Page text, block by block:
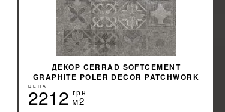
ДЕКОР CERRAD SOFTCEMENT
GRAPHITE POLER DECOR PATCHWORK
ЦЕНА
2212 грн
м2